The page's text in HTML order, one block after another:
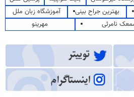
بهترین جراح بینی
آموزشگاه زبان ملل
نامرئی
مهرینو